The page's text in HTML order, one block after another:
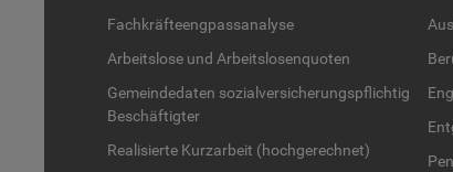
Fach­kräf­te­eng­pass­ana­ly­se
Ar­beits­lo­se und Ar­beits­lo­sen­quo­ten
Ge­mein­de­da­ten so­zi­al­ver­si­che­rungs­pflich­tig
Be­schäf­tig­ter
Rea­li­sier­te Kurz­ar­beit (hoch­ge­rech­net)